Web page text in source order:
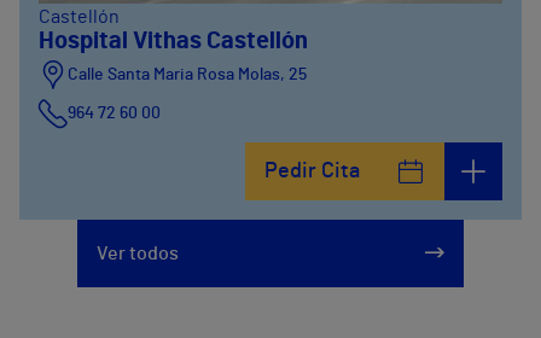
Castellón
Hospital Vithas Castellón
Calle Santa Maria Rosa Molas, 25
964 72 60 00
Pedir Cita
Ver todos